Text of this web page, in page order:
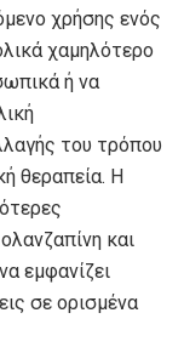
χρήσης ενός
χαμηλότερο
ή να
του τρόπου
θεραπεία. Η
και
εμφανίζει
σε ορισμένα